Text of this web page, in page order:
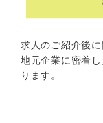
求人のご紹介後に
地元企業に密着
ります。